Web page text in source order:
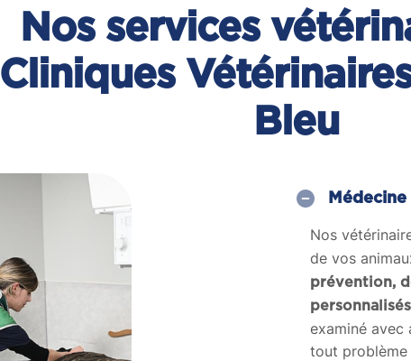
Nos services
Cliniques
Bleu
Nos
de vos
prévention,
personnalisés
examiné
tout problème